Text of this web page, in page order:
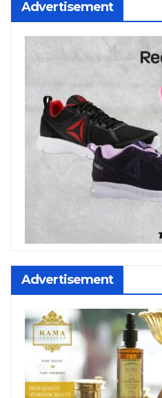
Advertisement
Advertisement